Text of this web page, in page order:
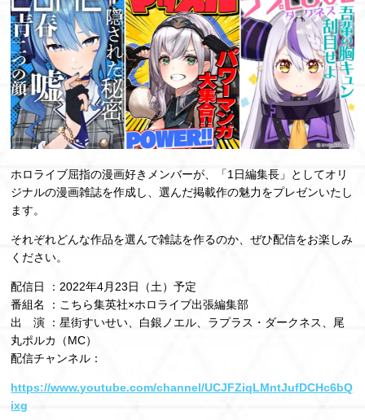
ホロライブ屈指の漫画好きメンバーが、「1日編集長」としてオリ
ジナルの漫画雑誌を作成し、選んだ掲載作の魅力をプレゼンいたし
ます。
それぞれどんな作品を選んで雑誌を作るのか、ぜひ配信をお楽しみ
ください。
配信日 ：2022年4月23日（土）予定
番組名 ：こちら集英社×ホロライブ出張編集部
出 演 ：星街すいせい、白銀ノエル、ラプラス・ダークネス、尾
丸ポルカ（MC）
配信チャンネル：
https://www.youtube.com/channel/UCJFZiqLMntJufDCHc6bQ
ixg